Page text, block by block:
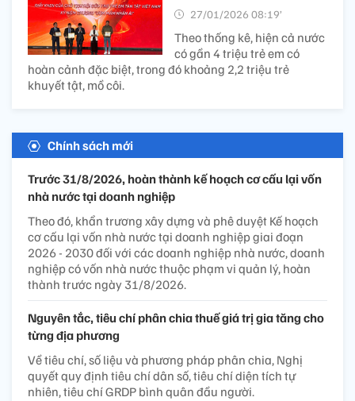
27/01/2026 08:19’
Theo thống kê, hiện cả nước
có gần 4 triệu trẻ em có
hoàn cảnh đặc biệt, trong đó khoảng 2,2 triệu trẻ
khuyết tật, mồ côi.
Chính sách mới
Trước 31/8/2026, hoàn thành kế hoạch cơ cấu lại vốn
nhà nước tại doanh nghiệp
Theo đó, khẩn trương xây dựng và phê duyệt Kế hoạch
cơ cấu lại vốn nhà nước tại doanh nghiệp giai đoạn
2026 - 2030 đối với các doanh nghiệp nhà nước, doanh
nghiệp có vốn nhà nước thuộc phạm vi quản lý, hoàn
thành trước ngày 31/8/2026.
Nguyên tắc, tiêu chí phân chia thuế giá trị gia tăng cho
từng địa phương
Về tiêu chí, số liệu và phương pháp phân chia, Nghị
quyết quy định tiêu chí dân số, tiêu chí diện tích tự
nhiên, tiêu chí GRDP bình quân đầu người.